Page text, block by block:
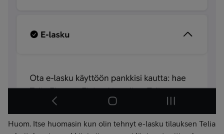
Huom. Itse huomasin kun olin tehnyt e-lasku tilauksen Telia